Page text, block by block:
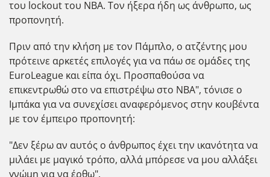
του lockout του ΝΒΑ. Τον ήξερα ήδη ως άνθρωπο, ως
προπονητή.
Πριν από την κλήση με τον Πάμπλο, ο ατζέντης μου
πρότεινε αρκετές επιλογές για να πάω σε ομάδες της
EuroLeague και είπα όχι. Προσπαθούσα να
επικεντρωθώ στο να επιστρέψω στο ΝΒΑ", τόνισε ο
Ιμπάκα για να συνεχίσει αναφερόμενος στην κουβέντα
με τον έμπειρο προπονητή:
"Δεν ξέρω αν αυτός ο άνθρωπος έχει την ικανότητα να
μιλάει με μαγικό τρόπο, αλλά μπόρεσε να μου αλλάξει
γνώμη για να έρθω".